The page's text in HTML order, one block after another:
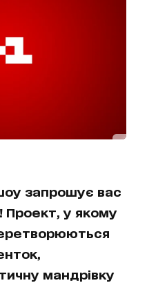
запрошує вас
Проект, у якому
мандрівку